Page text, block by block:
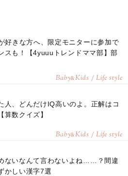
好きな方へ、限定モニターに参加で
スも！【4yuuuトレンドママ部】部
Baby&Kids / Life style
人、どんだけIQ高いのよ。正解はコ
算数クイズ】
Baby&Kids / Life style
ないなんて言わないよね……？間違
かしい漢字7選